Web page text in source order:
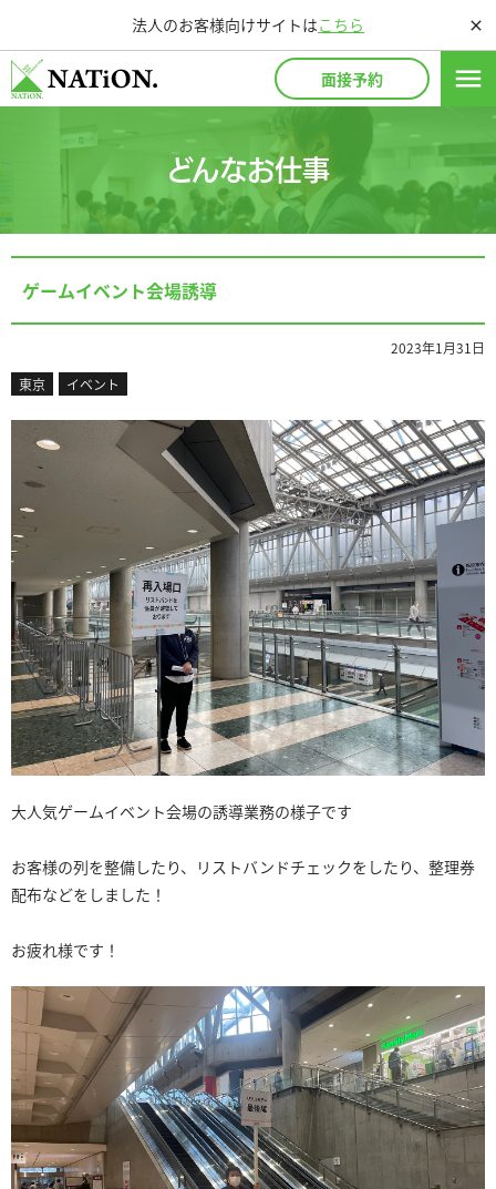
法人のお客様向けサイトはこちら close
面接予約 menu
どんなお仕事
ゲームイベント会場誘導
2023年1月31日
東京
イベント
大人気ゲームイベント会場の誘導業務の様子です
お客様の列を整備したり、リストバンドチェックをしたり、整理券
配布などをしました！
お疲れ様です！